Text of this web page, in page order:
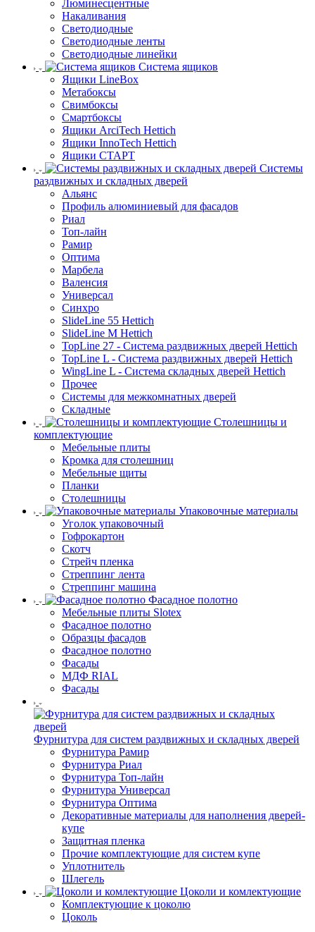
Люминесцентные
Накаливания
Светодиодные
Светодиодные ленты
Светодиодные линейки
Система ящиков
Ящики LineBox
Метабоксы
Свимбоксы
Смартбоксы
Ящики ArciTech Hettich
Ящики InnoTech Hettich
Ящики СТАРТ
Системы
раздвижных и складных дверей
Альянс
Профиль алюминиевый для фасадов
Риал
Топ-лайн
Рамир
Оптима
Марбела
Валенсия
Универсал
Синхро
SlideLine 55 Hettich
SlideLine M Hettich
TopLine 27 - Система раздвижных дверей Hettich
TopLine L - Система раздвижных дверей Hettich
WingLine L - Система складных дверей Hettich
Прочее
Системы для межкомнатных дверей
Складные
Столешницы и
комплектующие
Мебельные плиты
Кромка для столешниц
Мебельные щиты
Планки
Столешницы
Упаковочные материалы
Уголок упаковочный
Гофрокартон
Скотч
Стрейч пленка
Стреппинг лента
Стреппинг машина
Фасадное полотно
Мебельные плиты Slotex
Фасадное полотно
Образцы фасадов
Фасадное полотно
Фасады
МДФ RIAL
Фасады
Фурнитура для систем раздвижных и складных дверей
Фурнитура Рамир
Фурнитура Риал
Фурнитура Топ-лайн
Фурнитура Универсал
Фурнитура Оптима
Декоративные материалы для наполнения дверей-
купе
Защитная пленка
Прочие комплектующие для систем купе
Уплотнитель
Шлегель
Цоколи и комлектующие
Комплектующие к цоколю
Цоколь